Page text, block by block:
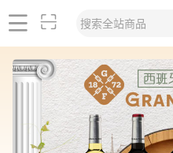
搜索全站商品